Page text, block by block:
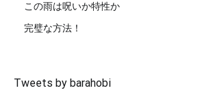
この雨は呪いか特性か
完璧な方法！
Tweets by barahobi